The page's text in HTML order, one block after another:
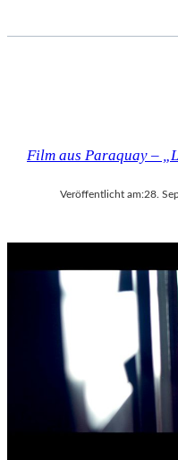
Film aus Paraquay –
Veröffentlicht am:28.